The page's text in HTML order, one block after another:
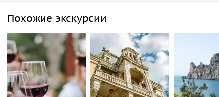
Похожие экскурсии